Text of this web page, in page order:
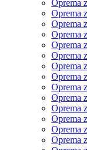
Oprema
Oprema
Oprema
Oprema
Oprema
Oprema
Oprema
Oprema
Oprema
Oprema
Oprema
Oprema
Oprema
Oprema